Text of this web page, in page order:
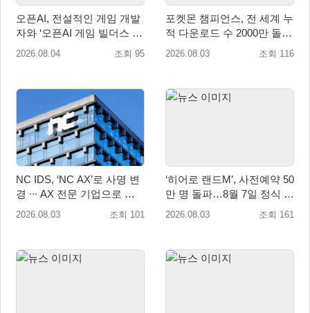
오픈AI, 전설적인 게임 개발
자와 ‘오픈AI 게임 빌더스 서
울’ 개최
2026.08.04 조회 95
포켓몬 챔피언스, 전 세계 누
적 다운로드 수 2000만 돌
파!
2026.08.03 조회 116
NC IDS, ‘NC AX’로 사명 변
경 ∙∙∙ AX 전문 기업으로 새
출발
2026.08.03 조회 101
‘히어로 랜드M’, 사전예약 50
만 명 돌파…8월 7일 정식 출
시
2026.08.03 조회 161